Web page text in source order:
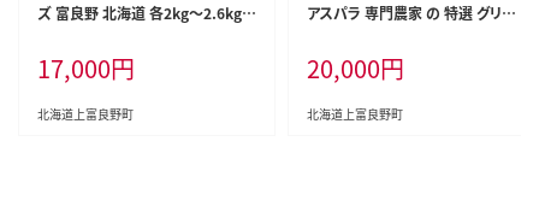
ズ 富良野 北海道 各2kg～2.6kg 2
ろん 果物 くだもの フルーツ デザ
ート 旬の果物 旬のフルーツ
17,000円
北海道上富良野町
アスパラ 専門農家 の 特選 グリー
ス 原農園 朝採りアスパラ 野菜 北
海道 上富良野町 グリーンアスパラ
20,000円
北海道上富良野町